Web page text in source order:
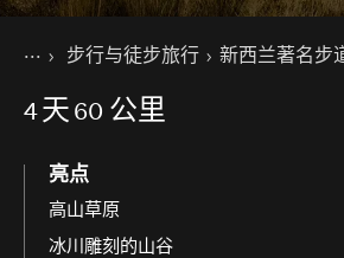
你的位置
主页步行与徒步旅行 新西兰著名步
4天60 公里
亮点
高山草原
冰川雕刻的山谷